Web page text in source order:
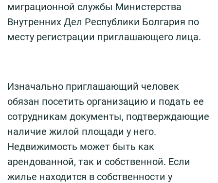
миграционной службы Министерства
Внутренних Дел Республики Болгария по
месту регистрации приглашающего лица.
Изначально приглашающий человек
обязан посетить организацию и подать ее
сотрудникам документы, подтверждающие
наличие жилой площади у него.
Недвижимость может быть как
арендованной, так и собственной. Если
жилье находится в собственности у